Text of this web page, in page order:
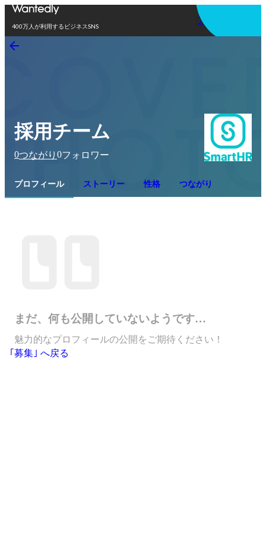
400万人が利用するビジネスSNS
アプリを使う
採用チーム
0つながり 0フォロワー
プロフィール ストーリー 性格 つながり
まだ、何も公開していないようです…
魅力的なプロフィールの公開をご期待ください！
｢募集｣ へ戻る